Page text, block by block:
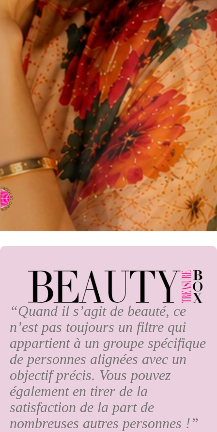
⇨ PASSER EN CHINOIS
“Quand il s’agit de beauté, ce
n’est pas toujours un filtre qui
appartient à un groupe spécifique
de personnes alignées avec un
objectif précis. Vous pouvez
également en tirer de la
satisfaction de la part de
nombreuses autres personnes !”